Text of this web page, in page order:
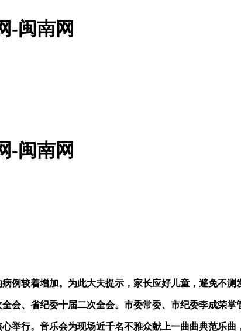
-闽南网
-闽南网
较着增加。为此大夫提示，家长应好儿童，避免不测
、省纪委十届二次全会。市委常委、市纪委李成荣掌
行。音乐会为现场近千名不雅众献上一曲曲典范乐曲